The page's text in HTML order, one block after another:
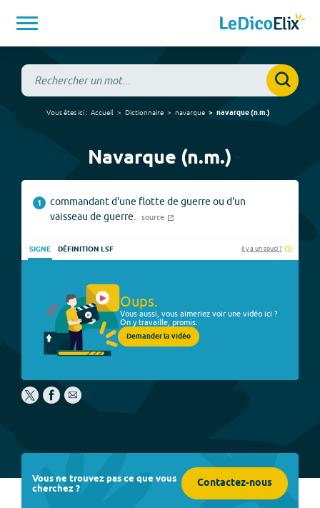
Vous êtes ici : Accueil Dictionnaire navarque navarque(n.m.)
Navarque (n.m.)
1
commandant d'une flotte de guerre ou d'un
vaisseau de guerre.
source
SIGNE DÉFINITION LSF Il y a un souci ?
Oups.
Vous aussi, vous aimeriez voir une vidéo ici ?
On y travaille, promis.
Demander la vidéo
Vous ne trouvez pas ce que vous
cherchez ? Contactez-nous